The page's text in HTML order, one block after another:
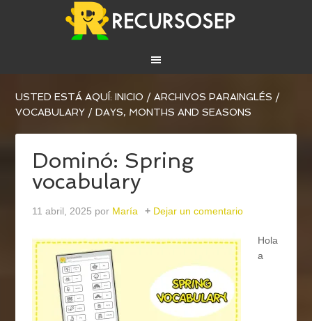
USTED ESTÁ AQUÍ:INICIO / ARCHIVOS PARAINGLÉS /
VOCABULARY / DAYS, MONTHS AND SEASONS
Dominó: Spring
vocabulary
11 abril, 2025 por María Dejar un comentario
Hola
a